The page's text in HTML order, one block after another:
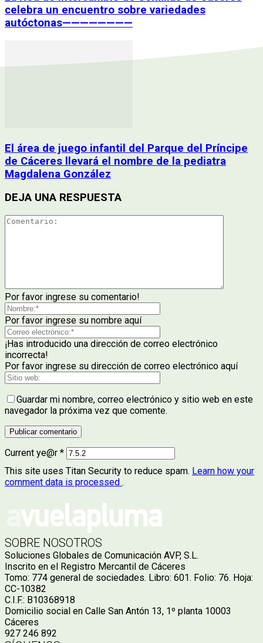
celebra un encuentro sobre variedades
autóctonas————————
El área de juego infantil del Parque del Príncipe
de Cáceres llevará el nombre de la pediatra
Magdalena González
DEJA UNA RESPUESTA
Por favor ingrese su comentario!
Por favor ingrese su nombre aquí
¡Has introducido una dirección de correo electrónico
incorrecta!
Por favor ingrese su dirección de correo electrónico aquí
Guardar mi nombre, correo electrónico y sitio web en este
navegador la próxima vez que comente.
Current ye@r *
This site uses Titan Security to reduce spam. Learn how your
comment data is processed .
SOBRE NOSOTROS
Soluciones Globales de Comunicación AVP, S.L.
Inscrito en el Registro Mercantil de Cáceres
Tomo: 774 general de sociedades. Libro: 601. Folio: 76. Hoja:
CC-10382
C.I.F.: B10368918
Domicilio social en Calle San Antón 13, 1º planta 10003
Cáceres
927 246 892